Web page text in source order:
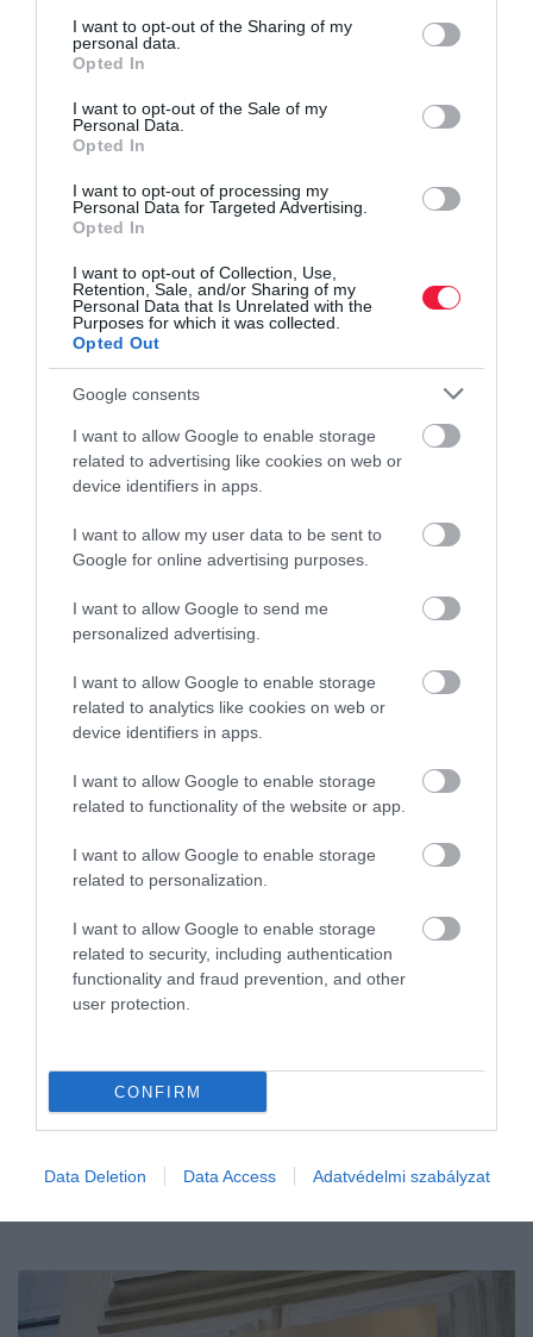
not limited to your visit or usage behaviour. You may click to
grant or deny consent to Google and its third-party tags to
use your data for below specified purposes in below Google
consent section.
I want to opt-out of the Sharing of my
personal data.
Opted In
I want to opt-out of the Sale of my
Personal Data.
Opted In
I want to opt-out of processing my
Personal Data for Targeted Advertising.
Opted In
I want to opt-out of Collection, Use,
Retention, Sale, and/or Sharing of my
Personal Data that Is Unrelated with the
Purposes for which it was collected.
Opted Out
Google consents
I want to allow Google to enable storage
related to advertising like cookies on web or
device identifiers in apps.
I want to allow my user data to be sent to
Google for online advertising purposes.
I want to allow Google to send me
personalized advertising.
I want to allow Google to enable storage
related to analytics like cookies on web or
device identifiers in apps.
I want to allow Google to enable storage
related to functionality of the website or app.
I want to allow Google to enable storage
related to personalization.
I want to allow Google to enable storage
related to security, including authentication
functionality and fraud prevention, and other
user protection.
CONFIRM
Data Deletion Data Access Adatvédelmi szabályzat
Nyitva hagyta a raktár ajtaját a kínai árus, 25
milliója bánhatja
navosok egy rutinszerű közterületi ellenőrzésen. A pénzügyőrök
felfigyeltek egy nyitott, dobozokkal telezsúfolt raktárra, ott